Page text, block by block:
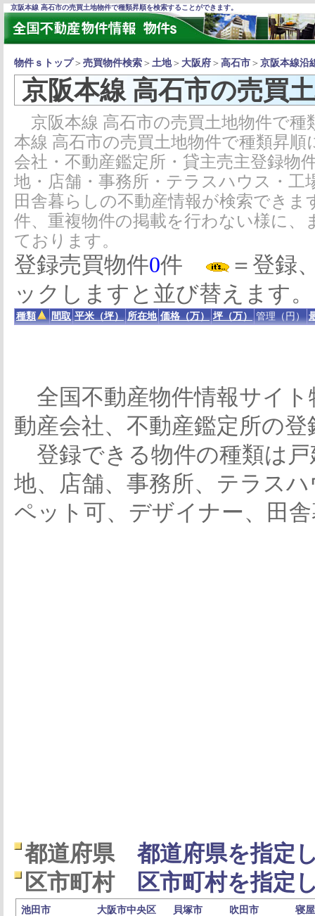
京阪本線 高石市の売買土地物件で種類昇順を検索することができます。
物件ｓトップ＞ 売買物件検索 ＞ 土地＞ 大阪府 ＞ 高石市 ＞ 京阪本線沿
京阪本線 高石市の売買
京阪本線 高石市の売買土地物件で
本線 高石市の売買土地物件で種類昇
会社・不動産鑑定所・貸主売主登録物
地・店舗・事務所・テラスハウス・
田舎暮らしの不動産情報が検索でき
件、重複物件の掲載を行わない様に
ております。
登録売買物件0件
＝登録
ックしますと並び替えます。
種類 間取 平米（坪） 所在地 価格（万） 坪（万） 管理（円）
全国不動産物件情報サイト
動産会社、不動産鑑定所の
登録できる物件の種類は
地、店舗、事務所、テラス
ペット可、デザイナー、田
都道府県
都道府県を指定
区市町村
区市町村を指定
池田市 大阪市中央区 貝塚市 吹田市
寝